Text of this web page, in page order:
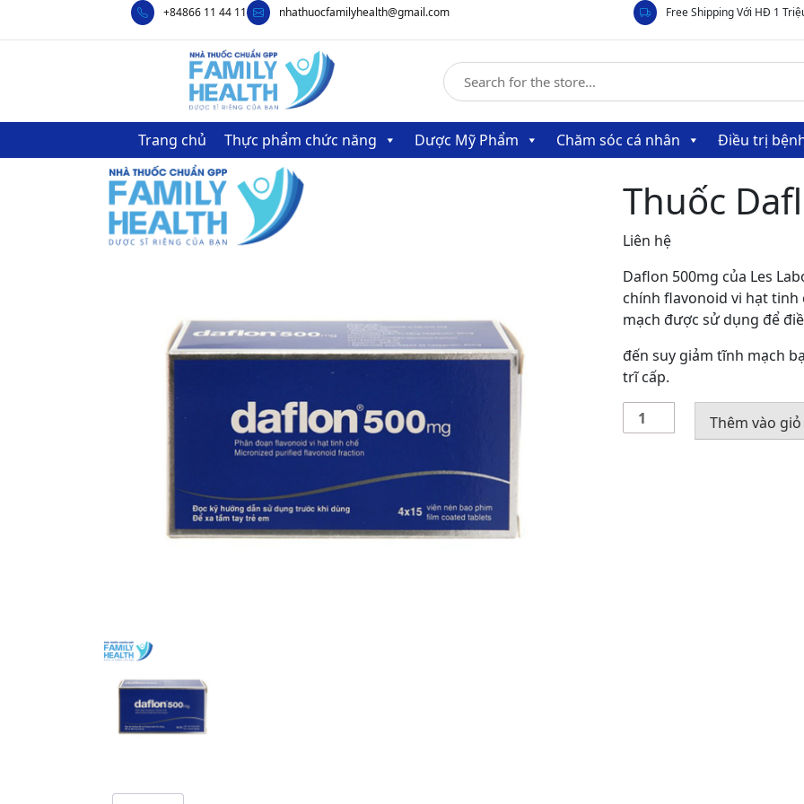
+84866 11 44 11 nhathuocfamilyhealth@gmail.com Free Shipping Với HĐ 1
Trang chủ Thực phẩm chức năng Dược Mỹ Phẩm Chăm sóc cá nhân Điều trị
Thuốc
Liên hệ
Daflon 500mg của Les
chính flavonoid vi hạt
mạch được sử dụng để
đến suy giảm tĩnh mạch
trĩ cấp.
Thuốc
Daflon
Thêm vào